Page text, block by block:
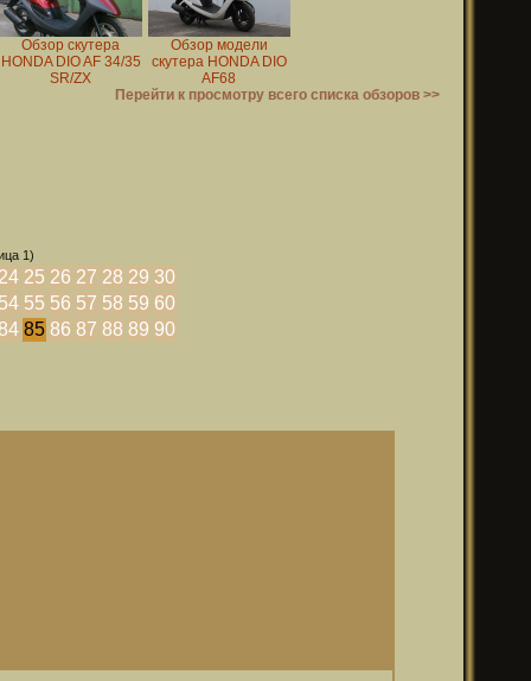
Обзор скутера
HONDA DIO AF 34/35
SR/ZX
Обзор модели
скутера HONDA DIO
AF68
Перейти к просмотру всего списка обзоров >>
1)
25 26 27 28 29 30
55 56 57 58 59 60
85 86 87 88 89 90